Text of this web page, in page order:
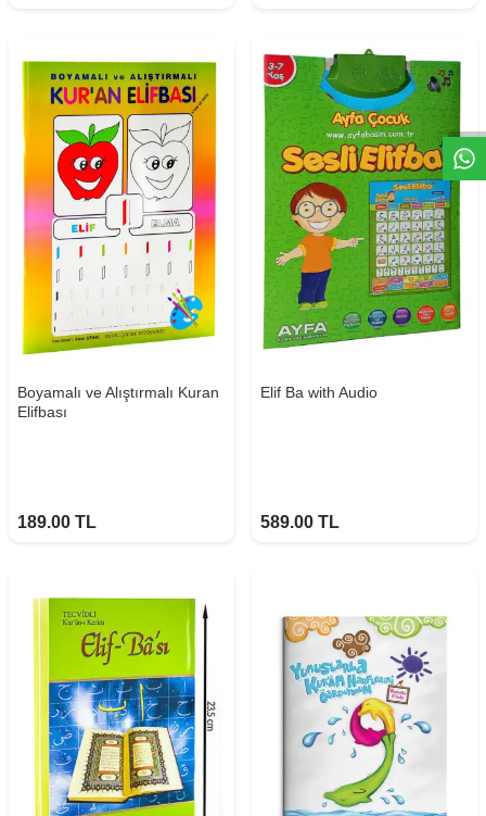
W
h
t
s
a
p
p
D
e
s
e
H
a
t
t
Boyamalı ve Alıştırmalı Kuran
Elifbası
189.00 TL
Elif Ba with Audio
589.00 TL